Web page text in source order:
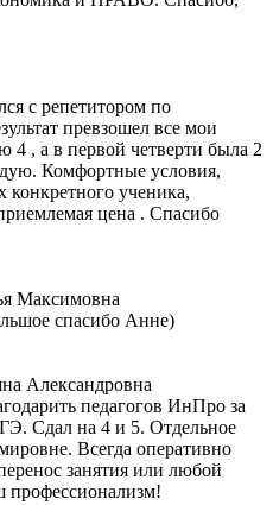
с репетитором по
превзошел все мои
, а в первой четверти была 2
Комфортные условия,
конкретного ученика,
цена . Спасибо
Максимовна
спасибо Анне)
Александровна
педагогов ИнПро за
Сдал на 4 и 5. Отдельное
Всегда оперативно
занятия или любой
профессионализм!